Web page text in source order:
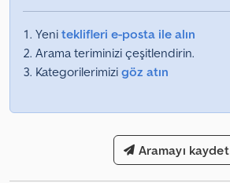
Yeni teklifleri e-posta ile alın
Arama teriminizi çeşitlendirin.
Kategorilerimizi göz atın
Aramayı kaydet